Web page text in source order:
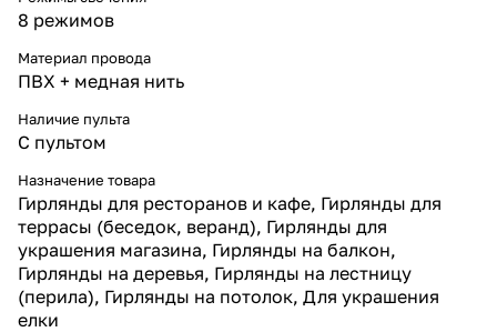
* Лучшее сочетание цены и
качества.
* Ассортимент — от
интерьерных до городских
решений.
бесплатные консультации.
Вы можете купить гирлянду
каплями росы прямо сейчас в
интернет-магазине «Леон-
Лайт». Это яркое и
универсальное решение с
гарантией качества и доставкой
по России.
8 режимов
Материал провода
ПВХ + медная нить
Наличие пульта
С пультом
Назначение товара
Гирлянды для ресторанов и кафе, Гирлянды для
террасы (беседок, веранд), Гирлянды для
украшения магазина, Гирлянды на балкон,
Гирлянды на деревья, Гирлянды на лестницу
(перила), Гирлянды на потолок, Для украшения
елки